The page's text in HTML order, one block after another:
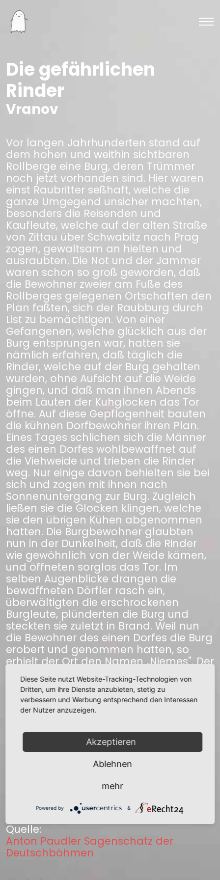
Die gefährlichen
Rinder
Vranov
Vor langen Jahrhunderten stand auf
dem hohen und weithin sichtbaren
Rollberge eine Burg, deren Trümmer
noch jetzt vorhanden sind. Hier waren
einst Raubritter seßhaft, welche die
ganze Umgegend unsicher machten,
besonders die Reisenden und
Kaufleute, welche auf der alten Straße
von Zittau über Schwabitz nach Prag
zogen, gewaltsam an hielten und
ausraubten. Die Not und der Jammer
waren schon so groß geworden, daß
die Bewohner zweier am Fuße des
Rollberges gelegenen Ortschaften den
Plan faßten, sich der Raubburg durch
List zu bemächtigen. Von einer
Gefangenen, welche glücklich aus der
Burg entsprungen war, hatten sie
nämlich erfahren, daß täglich die
Rinder, welche auf der Burg gehalten
wurden, ohne Aufsicht auf die Weide
gingen, und daß man ihnen Abends
beim Läuten der Kuhglocken das Tor
öffne. Auf diese Gepflogenheit bauten
die kühnen Dorfbewohner ihren Plan.
Eines Tages schlichen sich die Männer
des einen Dorfes wohlbewaffnet auf
die Viehweide und trieben die Rinder
weg. Nur einige davon behielten sie bei
sich und zogen mit ihnen nach
Sonnenuntergang zur Burg. Zugleich
ließen sie die Glocken klingen, welche
sie den übrigen Kühen abgenommen
hatten. Die Burgbewohner glaubten
nun in der Dunkelheit, daß die Rinder
wie gewöhnlich von der Weide kämen,
und öffneten sorglos das Tor. Im
selben Augenblicke drangen die
bewaffneten Dörfler rasch ein,
überwältigten die erschrockenen
Burgleute, plünderten die Burg und
steckten sie zuletzt in Brand. Weil nun
die Bewohner des einen Dorfes die Burg
erobert und genommen hatten, so
erhielt der Ort den Namen „Niemes". Der
zweite Ort, dessen Bewohner im
Hinterhalte gewartet hatten, um die
Angreifer zu decken und ihnen im
Notfalle zu Hilfe zu kommen, erhielt den
wurden zu Städten erhoben. Niemes
und Wartenberg liegen, wie bekannt,
an der Polzen. Ein aus Niemes
gebürtiger Professor hat diese Sage zu
einer großen, schönen Dichtung
benützt, welcher er den Namen „Ruine
Roll" gegeben hat.
Quelle:
Anton Paudler Sagenschatz der
Deutschböhmen
Diese Seite nutzt Website-Tracking-Technologien von
Dritten, um ihre Dienste anzubieten, stetig zu
verbessern und Werbung entsprechend den Interessen
der Nutzer anzuzeigen.
Akzeptieren
Ablehnen
mehr
Powered by &